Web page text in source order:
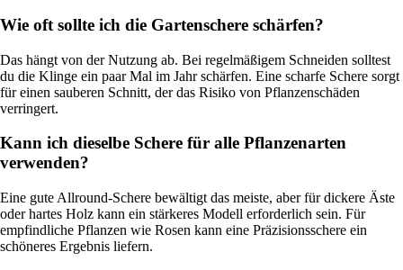
Wie oft sollte ich die Gartenschere schärfen?
Das hängt von der Nutzung ab. Bei regelmäßigem Schneiden solltest
du die Klinge ein paar Mal im Jahr schärfen. Eine scharfe Schere sorgt
für einen sauberen Schnitt, der das Risiko von Pflanzenschäden
verringert.
Kann ich dieselbe Schere für alle Pflanzenarten
verwenden?
Eine gute Allround-Schere bewältigt das meiste, aber für dickere Äste
oder hartes Holz kann ein stärkeres Modell erforderlich sein. Für
empfindliche Pflanzen wie Rosen kann eine Präzisionsschere ein
schöneres Ergebnis liefern.